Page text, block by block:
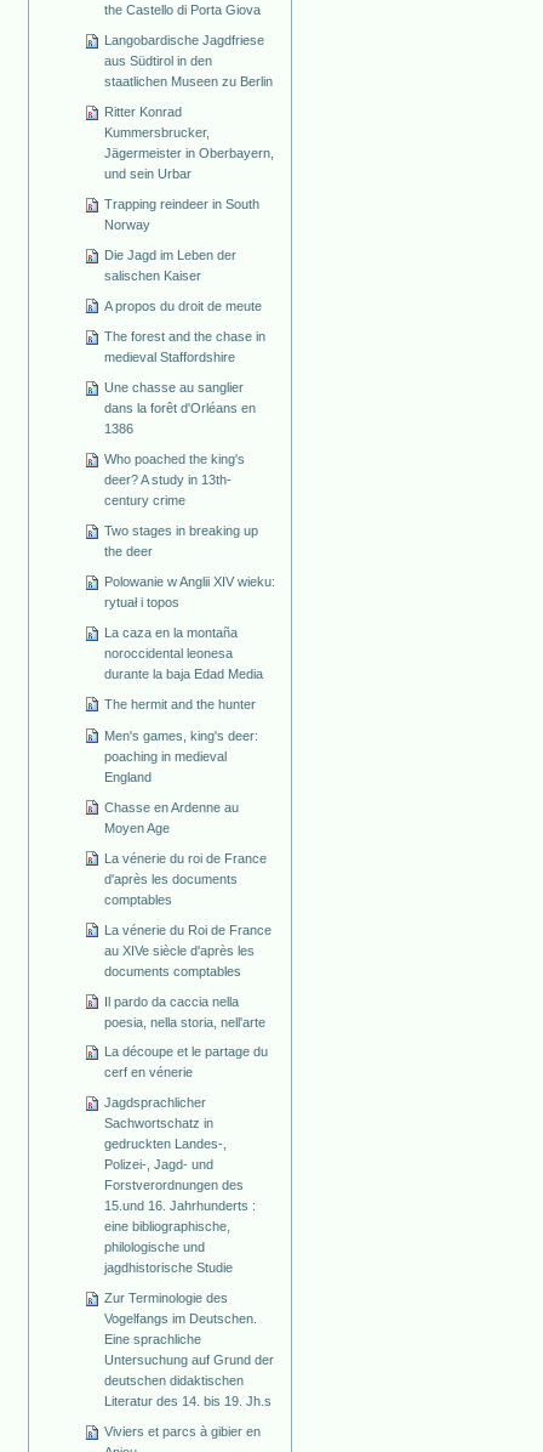
the Castello di Porta Giova
Langobardische Jagdfriese
aus Südtirol in den
staatlichen Museen zu Berlin
Ritter Konrad
Kummersbrucker,
Jägermeister in Oberbayern,
und sein Urbar
Trapping reindeer in South
Norway
Die Jagd im Leben der
salischen Kaiser
A propos du droit de meute
The forest and the chase in
medieval Staffordshire
Une chasse au sanglier
dans la forêt d'Orléans en
1386
Who poached the king's
deer? A study in 13th-
century crime
Two stages in breaking up
the deer
Polowanie w Anglii XIV wieku:
rytuał i topos
La caza en la montaña
noroccidental leonesa
durante la baja Edad Media
The hermit and the hunter
Men's games, king's deer:
poaching in medieval
England
Chasse en Ardenne au
Moyen Age
La vénerie du roi de France
d'après les documents
comptables
La vénerie du Roi de France
au XIVe siècle d'après les
documents comptables
Il pardo da caccia nella
poesia, nella storia, nell'arte
La découpe et le partage du
cerf en vénerie
Jagdsprachlicher
Sachwortschatz in
gedruckten Landes-,
Polizei-, Jagd- und
Forstverordnungen des
15.und 16. Jahrhunderts :
eine bibliographische,
philologische und
jagdhistorische Studie
Zur Terminologie des
Vogelfangs im Deutschen.
Eine sprachliche
Untersuchung auf Grund der
deutschen didaktischen
Literatur des 14. bis 19. Jh.s
Viviers et parcs à gibier en